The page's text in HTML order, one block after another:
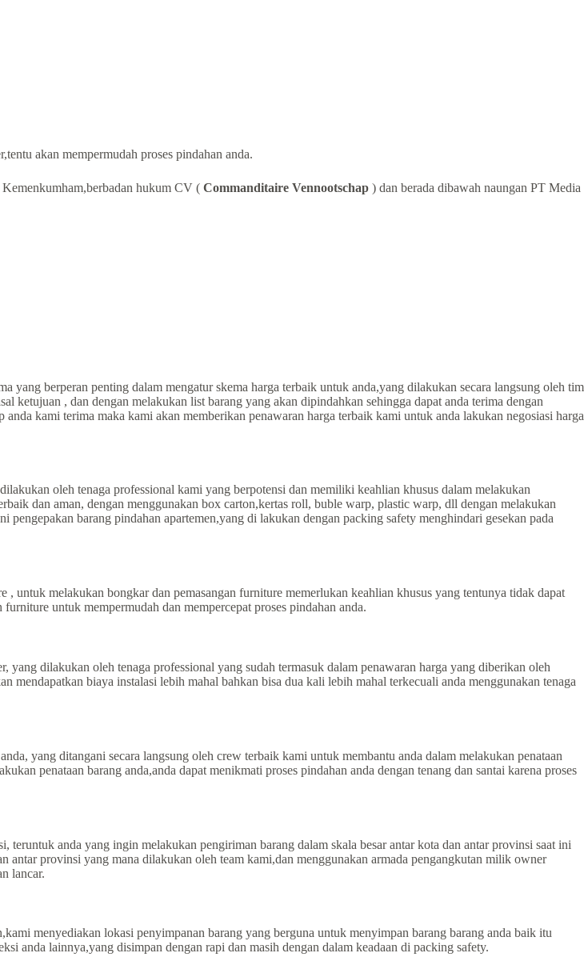
akan mempermudah proses pindahan anda.
Kemenkumham,berbadan hukum CV ( Commanditaire Vennootschap ) dan berada dibawah naungan PT Media
yang berperan penting dalam mengatur skema harga terbaik untuk anda,yang dilakukan secara langsung oleh tim
ketujuan , dan dengan melakukan list barang yang akan dipindahkan sehingga dapat anda terima dengan
kami terima maka kami akan memberikan penawaran harga terbaik kami untuk anda lakukan negosiasi harga
oleh tenaga professional kami yang berpotensi dan memiliki keahlian khusus dalam melakukan
dan aman, dengan menggunakan box carton,kertas roll, buble warp, plastic warp, dll dengan melakukan
barang pindahan apartemen,yang di lakukan dengan packing safety menghindari gesekan pada
untuk melakukan bongkar dan pemasangan furniture memerlukan keahlian khusus yang tentunya tidak dapat
untuk mempermudah dan mempercepat proses pindahan anda.
dilakukan oleh tenaga professional yang sudah termasuk dalam penawaran harga yang diberikan oleh
mendapatkan biaya instalasi lebih mahal bahkan bisa dua kali lebih mahal terkecuali anda menggunakan tenaga
yang ditangani secara langsung oleh crew terbaik kami untuk membantu anda dalam melakukan penataan
penataan barang anda,anda dapat menikmati proses pindahan anda dengan tenang dan santai karena proses
anda yang ingin melakukan pengiriman barang dalam skala besar antar kota dan antar provinsi saat ini
antar provinsi yang mana dilakukan oleh team kami,dan menggunakan armada pengangkutan milik owner
lancar.
menyediakan lokasi penyimpanan barang yang berguna untuk menyimpan barang barang anda baik itu
anda lainnya,yang disimpan dengan rapi dan masih dengan dalam keadaan di packing safety.